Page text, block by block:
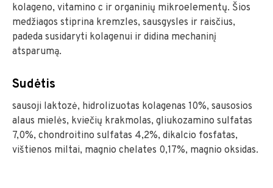
kolageno, vitamino c ir organinių mikroelementų. Šios
medžiagos stiprina kremzles, sausgysles ir raisčius,
padeda susidaryti kolagenui ir didina mechaninį
atsparumą.
Sudėtis
sausoji laktozė, hidrolizuotas kolagenas 10%, sausosios
alaus mielės, kviečių krakmolas, gliukozamino sulfatas
7,0%, chondroitino sulfatas 4,2%, dikalcio fosfatas,
vištienos miltai, magnio chelates 0,17%, magnio oksidas.